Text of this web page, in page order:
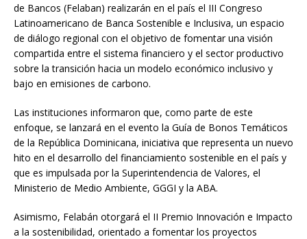
de Bancos (Felaban) realizarán en el país el III Congreso
Latinoamericano de Banca Sostenible e Inclusiva, un espacio
de diálogo regional con el objetivo de fomentar una visión
compartida entre el sistema financiero y el sector productivo
sobre la transición hacia un modelo económico inclusivo y
bajo en emisiones de carbono.
Las instituciones informaron que, como parte de este
enfoque, se lanzará en el evento la Guía de Bonos Temáticos
de la República Dominicana, iniciativa que representa un nuevo
hito en el desarrollo del financiamiento sostenible en el país y
que es impulsada por la Superintendencia de Valores, el
Ministerio de Medio Ambiente, GGGI y la ABA.
Asimismo, Felabán otorgará el II Premio Innovación e Impacto
a la sostenibilidad, orientado a fomentar los proyectos